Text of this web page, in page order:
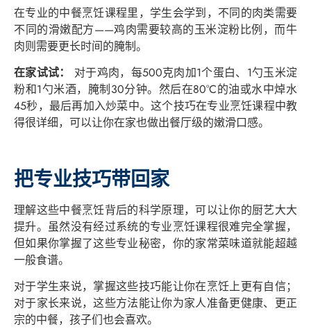
在专业的中餐烹饪课程里，学生会学到，不同的肉类需要
不同的滑嫩配方——鸡肉需要较高的玉米淀粉比例，而牛
肉则需要更长时间的腌制。
在家试试：
对于鸡肉，每500克肉加1个蛋白、1勺玉米淀
粉和1勺米酒，腌制30分钟。然后在80°C的油或水中焯水
45秒，最后再加入炒菜中。这个技巧在专业烹饪课程中教
得很详细，可以让你在家也做出餐厅级的嫩滑口感。
把专业技巧带回家
理解这些中餐烹饪背后的科学原理，可以让你的厨艺大大
提升。虽然没有经过系统的专业烹饪课程很难完全掌握，
但如果你掌握了这些专业秘密，你的家常菜味道就能超越
一般食谱。
对于学生来说，掌握这些技巧能让你在烹饪上更有自信；
对于家长来说，这些方法能让你为家人准备更健康、更正
宗的中餐，孩子们也会喜欢。